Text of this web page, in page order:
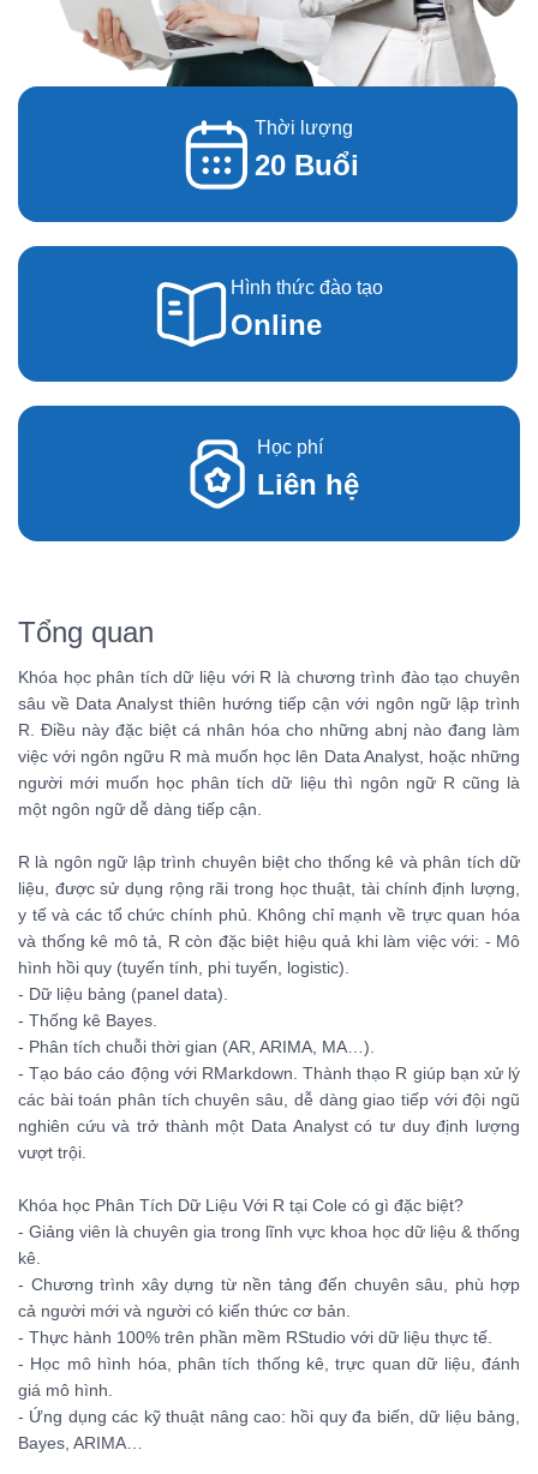
Thời lượng
20 Buổi
Hình thức đào tạo
Online
Học phí
Liên hệ
Tổng quan
Khóa học phân tích dữ liệu với R là chương trình đào tạo chuyên
sâu về Data Analyst thiên hướng tiếp cận với ngôn ngữ lập trình
R. Điều này đặc biệt cá nhân hóa cho những abnj nào đang làm
việc với ngôn ngữu R mà muốn học lên Data Analyst, hoặc những
người mới muốn học phân tích dữ liệu thì ngôn ngữ R cũng là
một ngôn ngữ dễ dàng tiếp cận.
R là ngôn ngữ lập trình chuyên biệt cho thống kê và phân tích dữ
liệu, được sử dụng rộng rãi trong học thuật, tài chính định lượng,
y tế và các tổ chức chính phủ. Không chỉ mạnh về trực quan hóa
và thống kê mô tả, R còn đặc biệt hiệu quả khi làm việc với: - Mô
hình hồi quy (tuyến tính, phi tuyến, logistic).
- Dữ liệu bảng (panel data).
- Thống kê Bayes.
- Phân tích chuỗi thời gian (AR, ARIMA, MA…).
- Tạo báo cáo động với RMarkdown. Thành thạo R giúp bạn xử lý
các bài toán phân tích chuyên sâu, dễ dàng giao tiếp với đội ngũ
nghiên cứu và trở thành một Data Analyst có tư duy định lượng
vượt trội.
Khóa học Phân Tích Dữ Liệu Với R tại Cole có gì đặc biệt?
- Giảng viên là chuyên gia trong lĩnh vực khoa học dữ liệu & thống
kê.
- Chương trình xây dựng từ nền tảng đến chuyên sâu, phù hợp
cả người mới và người có kiến thức cơ bản.
- Thực hành 100% trên phần mềm RStudio với dữ liệu thực tế.
- Học mô hình hóa, phân tích thống kê, trực quan dữ liệu, đánh
giá mô hình.
- Ứng dụng các kỹ thuật nâng cao: hồi quy đa biến, dữ liệu bảng,
Bayes, ARIMA…